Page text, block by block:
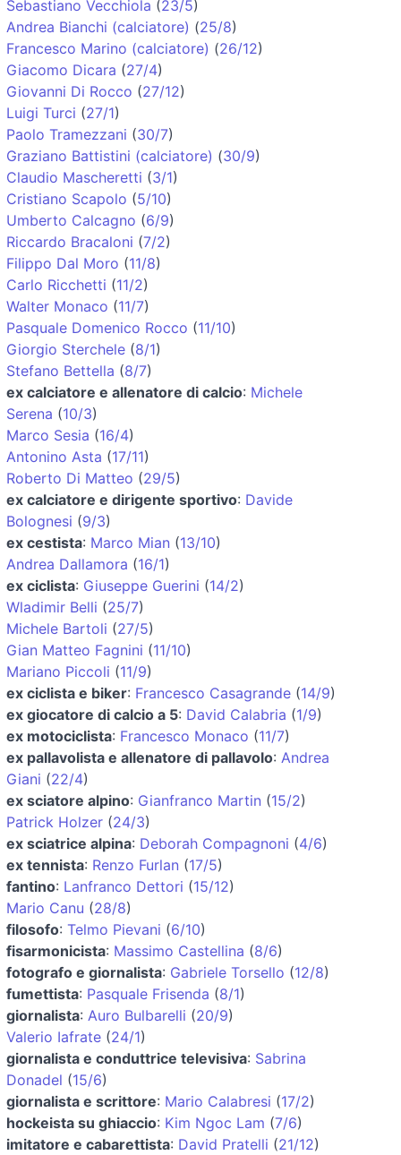
Sebastiano Vecchiola (23/5)
Andrea Bianchi (calciatore) (25/8)
Francesco Marino (calciatore) (26/12)
Giacomo Dicara (27/4)
Giovanni Di Rocco (27/12)
Luigi Turci (27/1)
Paolo Tramezzani (30/7)
Graziano Battistini (calciatore) (30/9)
Claudio Mascheretti (3/1)
Cristiano Scapolo (5/10)
Umberto Calcagno (6/9)
Riccardo Bracaloni (7/2)
Filippo Dal Moro (11/8)
Carlo Ricchetti (11/2)
Walter Monaco (11/7)
Pasquale Domenico Rocco (11/10)
Giorgio Sterchele (8/1)
Stefano Bettella (8/7)
ex calciatore e allenatore di calcio: Michele
Serena (10/3)
Marco Sesia (16/4)
Antonino Asta (17/11)
Roberto Di Matteo (29/5)
ex calciatore e dirigente sportivo: Davide
Bolognesi (9/3)
ex cestista: Marco Mian (13/10)
Andrea Dallamora (16/1)
ex ciclista: Giuseppe Guerini (14/2)
Wladimir Belli (25/7)
Michele Bartoli (27/5)
Gian Matteo Fagnini (11/10)
Mariano Piccoli (11/9)
ex ciclista e biker: Francesco Casagrande (14/9)
ex giocatore di calcio a 5: David Calabria (1/9)
ex motociclista: Francesco Monaco (11/7)
ex pallavolista e allenatore di pallavolo: Andrea
Giani (22/4)
ex sciatore alpino: Gianfranco Martin (15/2)
Patrick Holzer (24/3)
ex sciatrice alpina: Deborah Compagnoni (4/6)
ex tennista: Renzo Furlan (17/5)
fantino: Lanfranco Dettori (15/12)
Mario Canu (28/8)
filosofo: Telmo Pievani (6/10)
fisarmonicista: Massimo Castellina (8/6)
fotografo e giornalista: Gabriele Torsello (12/8)
fumettista: Pasquale Frisenda (8/1)
giornalista: Auro Bulbarelli (20/9)
Valerio Iafrate (24/1)
giornalista e conduttrice televisiva: Sabrina
Donadel (15/6)
giornalista e scrittore: Mario Calabresi (17/2)
hockeista su ghiaccio: Kim Ngoc Lam (7/6)
imitatore e cabarettista: David Pratelli (21/12)